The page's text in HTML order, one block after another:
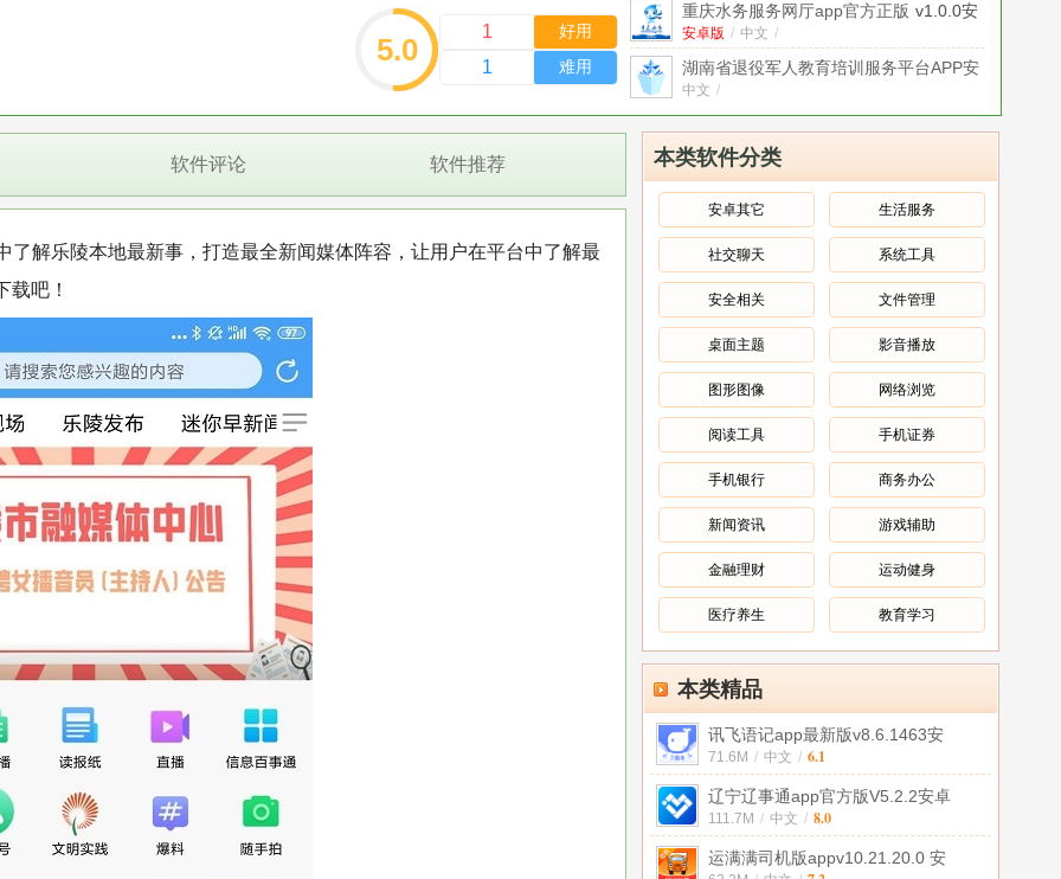
5.0
1 好用
1 难用
重庆水务服务网厅app官方正版 v1.0.0安
卓版
安卓版 / 中文 /
湖南省退役军人教育培训服务平台APP安
卓正式版
中文 /
v1.1.0安卓版
安卓版 / 中文 /
进博士AI数字服务管家app官方正版
v1.4.46最新版
中文 /
米脂智慧医保app官方最新版 v1.4.9安卓
安卓版 / 中文
香港城市售票网app官方最新版
(URBTIX) v1.5.5手机版
中文 /
Keeta美团外卖app官方最新版 v1.12.211
手机版
中文 /
本类软件分类
安卓其它 生活服务
社交聊天 系统工具
安全相关 文件管理
桌面主题 影音播放
图形图像 网络浏览
阅读工具 手机证券
手机银行 商务办公
新闻资讯 游戏辅助
金融理财 运动健身
医疗养生 教育学习
本类精品
讯飞语记app最新版v8.6.1463安
71.6M / 中文 / 6.1
辽宁辽事通app官方版V5.2.2安卓
111.7M / 中文 / 8.0
运满满司机版appv10.21.20.0 安
软件评论 软件推荐
解乐陵本地最新事，打造最全新闻媒体阵容，让用户在平台中了解最
载吧！